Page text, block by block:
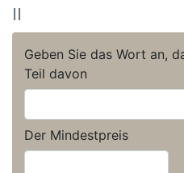
II
Geben Sie das Wort an,
Teil davon
Der Mindestpreis